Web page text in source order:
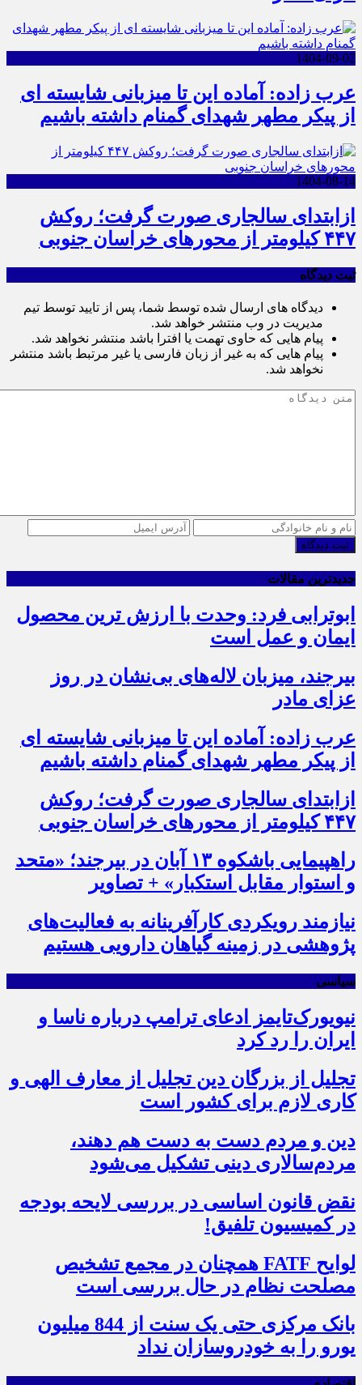
1404-09-02
عرب زاده: آماده این تا میزبانی شایسته ای
از پیکر مطهر شهدای گمنام داشته باشیم
1404-08-14
ازابتدای سالجاری صورت گرفت؛ روکش
۴۴۷ کیلومتر از محورهای خراسان جنوبی
ثبت دیدگاه
دیدگاه های ارسال شده توسط شما، پس از تایید توسط تیم
مدیریت در وب منتشر خواهد شد.
پیام هایی که حاوی تهمت یا افترا باشد منتشر نخواهد شد.
پیام هایی که به غیر از زبان فارسی یا غیر مرتبط باشد منتشر
نخواهد شد.
ثبت دیدگاه
جدیدترین مقالات
ابوترابی فرد: وحدت با ارزش ترین محصول
ایمان و عمل است
بیرجند، میزبان لاله‌های بی‌نشان در روز
عزای مادر
عرب زاده: آماده این تا میزبانی شایسته ای
از پیکر مطهر شهدای گمنام داشته باشیم
ازابتدای سالجاری صورت گرفت؛ روکش
۴۴۷ کیلومتر از محورهای خراسان جنوبی
راهپیمایی باشکوه ۱۳ آبان در بیرجند؛ «متحد
و استوار مقابل استکبار» + تصاویر
نیازمند رویکردی کارآفرینانه به فعالیت‌های
پژوهشی در زمینه گیاهان دارویی هستیم
سیاسی
نیویورک‌تایمز ادعای ترامپ درباره ناسا و
ایران را رد کرد
تجلیل از بزرگان دین تجلیل از معارف الهی و
کاری لازم برای کشور است
دین و مردم دست به‌ دست هم دهند،
مردم‌سالاری دینی تشکیل می‌شود
نقض قانون اساسی در بررسی لایحه بودجه
در کمیسیون تلفیق!
لوایح FATF همچنان در مجمع تشخیص
مصلحت نظام در حال بررسی است
بانک مرکزی حتی یک سنت از 844 میلیون
یورو را به خودروسازان نداد